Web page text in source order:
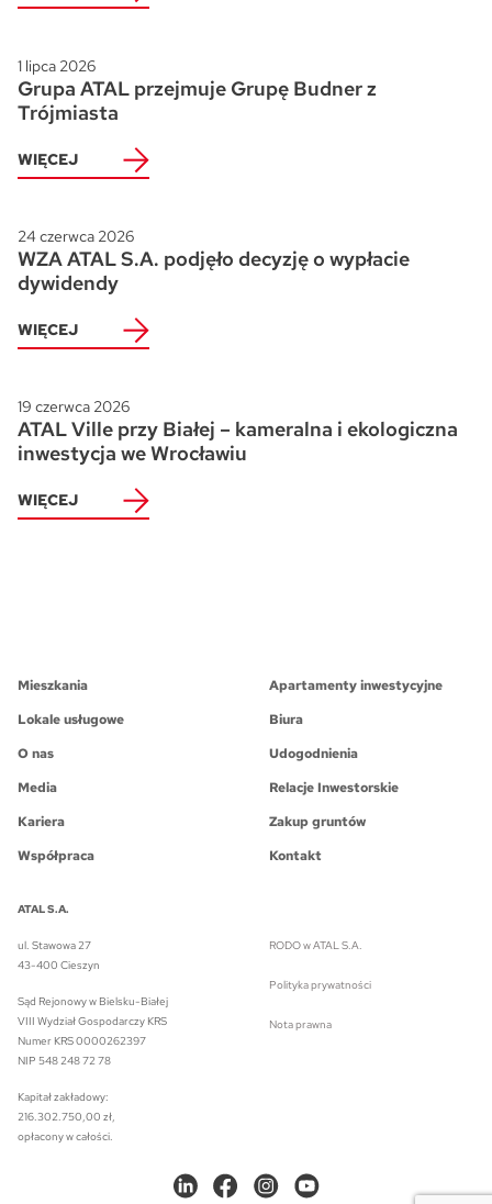
1 lipca 2026
Grupa ATAL przejmuje Grupę Budner z
Trójmiasta
WIĘCEJ
24 czerwca 2026
WZA ATAL S.A. podjęło decyzję o wypłacie
dywidendy
WIĘCEJ
19 czerwca 2026
ATAL Ville przy Białej – kameralna i ekologiczna
inwestycja we Wrocławiu
WIĘCEJ
Mieszkania
Apartamenty inwestycyjne
Lokale usługowe
Biura
O nas
Udogodnienia
Media
Relacje Inwestorskie
Kariera
Zakup gruntów
Współpraca
Kontakt
ATAL S.A.
ul. Stawowa 27
43-400 Cieszyn
Sąd Rejonowy w Bielsku-Białej
VIII Wydział Gospodarczy KRS
Numer KRS 0000262397
NIP 548 248 72 78
Kapitał zakładowy:
216.302.750,00 zł,
opłacony w całości.
RODO w ATAL S.A.
Polityka prywatności
Nota prawna